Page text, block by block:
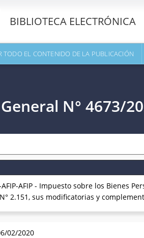
BIBLIOTECA ELECTRÓNICA
TODO EL CONTENIDO DE LA PUBLICACIÓN
N° 4673/
AFIP-AFIP - Impuesto sobre los Bienes
2.151, sus modificatorias y
02/2020